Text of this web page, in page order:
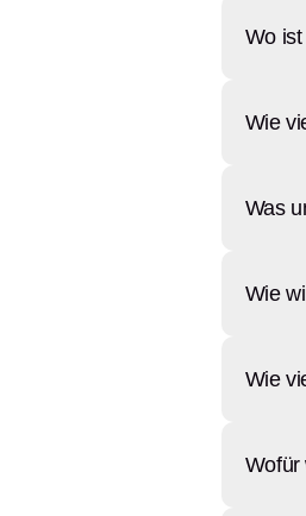
Wo
Wie
Was
Wie
Wie
Wofür